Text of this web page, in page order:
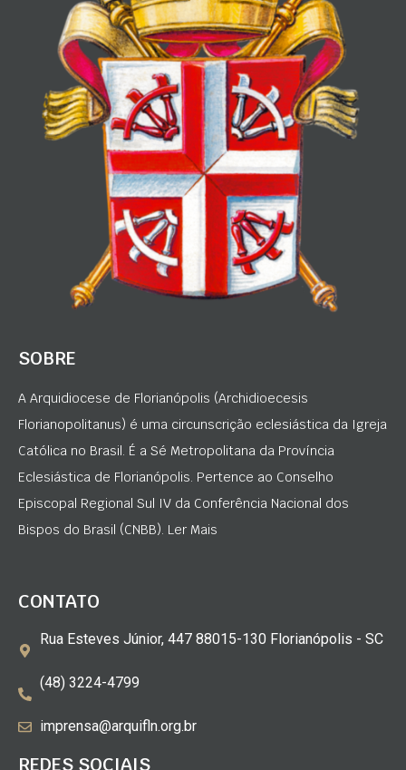
SOBRE
A Arquidiocese de Florianópolis (Archidioecesis
Florianopolitanus) é uma circunscrição eclesiástica da Igreja
Católica no Brasil. É a Sé Metropolitana da Província
Eclesiástica de Florianópolis. Pertence ao Conselho
Episcopal Regional Sul IV da Conferência Nacional dos
Bispos do Brasil (CNBB). Ler Mais
CONTATO
Rua Esteves Júnior, 447 88015-130 Florianópolis - SC
(48) 3224-4799
imprensa@arquifln.org.br
REDES SOCIAIS